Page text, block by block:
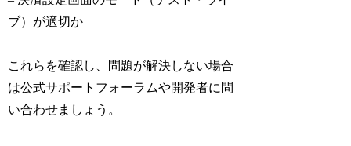
ブ）が適切か
これらを確認し、問題が解決しない場合
は公式サポートフォーラムや開発者に問
い合わせましょう。